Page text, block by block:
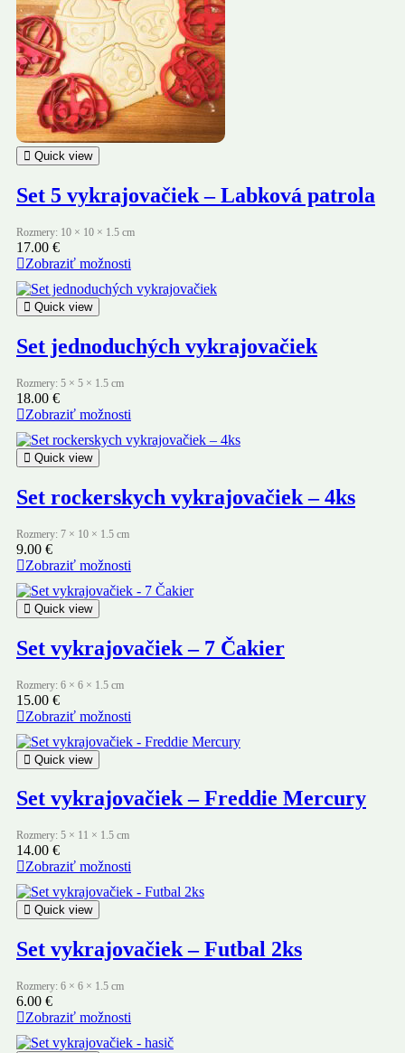
Quick view
Set 5 vykrajovačiek – Labková patrola
Rozmery: 10 × 10 × 1.5 cm
17.00 €
Zobraziť možnosti
Quick view
Set jednoduchých vykrajovačiek
Rozmery: 5 × 5 × 1.5 cm
18.00 €
Zobraziť možnosti
Quick view
Set rockerskych vykrajovačiek – 4ks
Rozmery: 7 × 10 × 1.5 cm
9.00 €
Zobraziť možnosti
Quick view
Set vykrajovačiek – 7 Čakier
Rozmery: 6 × 6 × 1.5 cm
15.00 €
Zobraziť možnosti
Quick view
Set vykrajovačiek – Freddie Mercury
Rozmery: 5 × 11 × 1.5 cm
14.00 €
Zobraziť možnosti
Quick view
Set vykrajovačiek – Futbal 2ks
Rozmery: 6 × 6 × 1.5 cm
6.00 €
Zobraziť možnosti